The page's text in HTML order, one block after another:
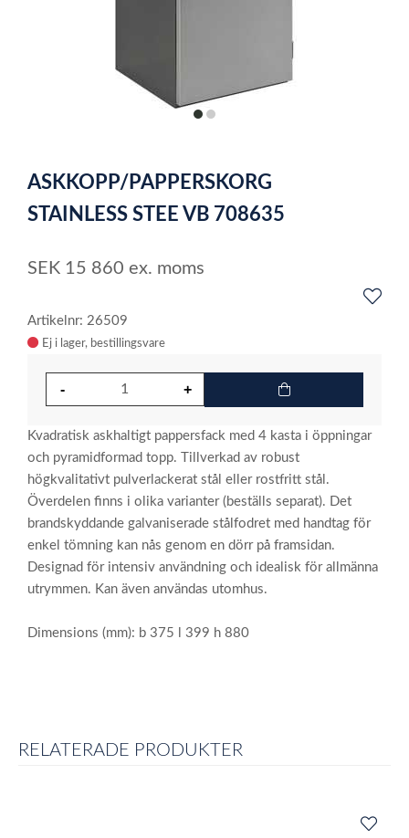
itemitem
of
2
ASKKOPP/PAPPERSKORG
STAINLESS STEE VB 708635
SEK 15 860 ex. moms
Artikelnr: 26509
Ej i lager
Kvadratisk askhaltigt pappersfack med 4 kasta i öppningar
och pyramidformad topp. Tillverkad av robust
högkvalitativt pulverlackerat stål eller rostfritt stål.
Överdelen finns i olika varianter (beställs separat). Det
brandskyddande galvaniserade stålfodret med handtag för
enkel tömning kan nås genom en dörr på framsidan.
Designad för intensiv användning och idealisk för allmänna
utrymmen. Kan även användas utomhus.
Dimensions (mm): b 375 l 399 h 880
RELATERADE PRODUKTER